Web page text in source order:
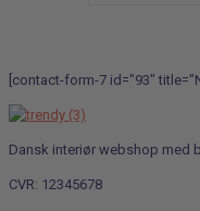
[contact-form-7 id="93"
Dansk interiør webshop med
CVR: 12345678